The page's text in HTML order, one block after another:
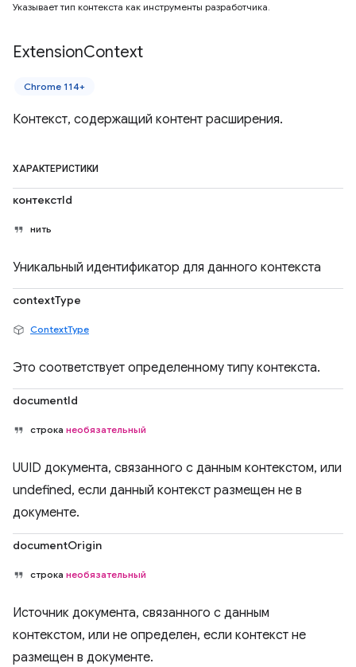
Указывает тип контекста как инструменты разработчика.
ExtensionContext
Chrome 114+
Контекст, содержащий контент расширения.
ХАРАКТЕРИСТИКИ
контекстId
нить
Уникальный идентификатор для данного контекста
contextType
ContextType
Это соответствует определенному типу контекста.
documentId
строка необязательный
UUID документа, связанного с данным контекстом, или
undefined, если данный контекст размещен не в
документе.
documentOrigin
строка необязательный
Источник документа, связанного с данным
контекстом, или не определен, если контекст не
размещен в документе.